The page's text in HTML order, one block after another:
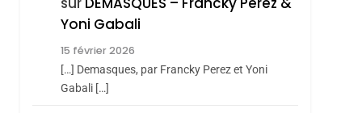
Nouvelle Chanson De
Boy George
ISRAÉL JUDAISME
Yoni Gabali
15 février 2026
[…] Demasques, par Francky Perez et Yoni
Gabali […]